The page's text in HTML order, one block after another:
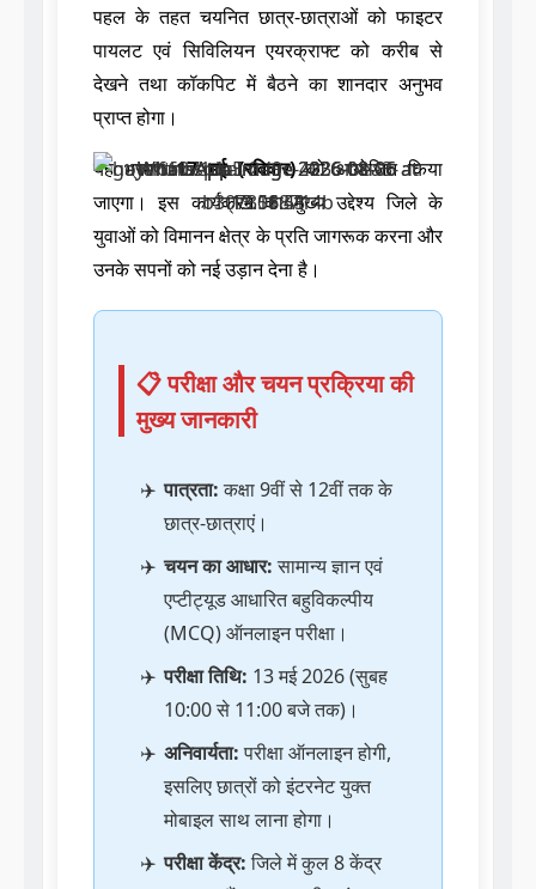
पहल के तहत चयनित छात्र-छात्राओं को फाइटर
पायलट एवं सिविलियन एयरक्राफ्ट को करीब से
देखने तथा कॉकपिट में बैठने का शानदार अनुभव
प्राप्त होगा।
यह भ्रमण17 मई (रविवार)को आयोजित किया
जाएगा। इस कार्यक्रम का मुख्य उद्देश्य जिले के
युवाओं को विमानन क्षेत्र के प्रति जागरूक करना और
उनके सपनों को नई उड़ान देना है।
📋 परीक्षा और चयन प्रक्रिया की
मुख्य जानकारी
पात्रता:कक्षा 9वीं से 12वीं तक के
छात्र-छात्राएं।
चयन का आधार:सामान्य ज्ञान एवं
एप्टीट्यूड आधारित बहुविकल्पीय
(MCQ) ऑनलाइन परीक्षा।
परीक्षा तिथि: 13 मई 2026 (सुबह
10:00 से 11:00 बजे तक)।
अनिवार्यता:परीक्षा ऑनलाइन होगी,
इसलिए छात्रों को इंटरनेट युक्त
मोबाइल साथ लाना होगा।
परीक्षा केंद्र:जिले में कुल 8 केंद्र